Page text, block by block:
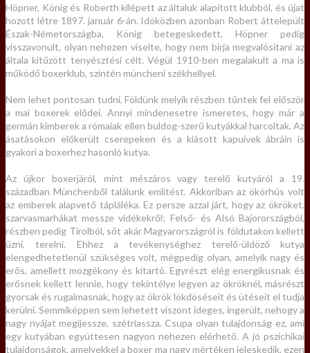
Höpner, König és Roberth kilépett az általuk alapított klubból, és újat
hozott létre 1897. január 6-án. Idöközben azonban Robert áttelepült
Észak-Németországba, König betegeskedett, Höpner pedig
visszavonult, olyan nehezen viselte, hogy nem bírja megvalósítani az
általa kitűzött tenyésztési célt. Végül 1910-ben megalakult a ma is
működő boxerklub, szintén müncheni székhellyel.
Nem lehet pontosan tudni, Földünk melyik részben tűntek fel először
a mai boxerek elődei. Annyi mindenesetre ismeretes, hogy már a
germán kimberek a rómaiak ellen buldog-szerű kutyákkal harcoltak. Az
ásatásokon előkerült cserepeken és a kiásott kapuívek ábráin is
gyakori a boxerhez hasonló kutya.
Az újkor boxerjáról, mint mészáros vagy terelő kutyáról a 19.
században Münchenből találunk említést. Akkoriban az ökörhús volt
az emberek alapvető tápláléka. Ez persze azzal járt, hogy az ökröket,
szarvasmarhákat messze vidékekről; Felső- és Alsó Bajorországból,
részben pedig Tirolból, sőt akár Magyarországról is földutakon kellett
űzni, terelni. Ehhez a tevékenységhez terelő-üldöző kutya
elengedhetetlenül szükséges volt, mégpedig olyan, amelyik nagy és
erős, amellett mozgékony és kitartó. Egyrészt elég energikusnak és
erősnek kellett lennie, hogy tekintélye legyen az ökröknél, másrészt
gyorsak és rugalmasnak, hogy az ökrök lökdöséseit és ütéseit el tudja
kerülni. Semmiképpen sem lehetett viszont ideges, ingerült, nehogy a
nagy nyájat megijessze, szétriassza. Csupa olyan tulajdonság ez, ami
egy kutyában együttesen nagyon nehezen elérhető. A jó pszichikai
tulajdonságok, amelyekkel a boxer ma nagy mértéken jeleskedik, ezen